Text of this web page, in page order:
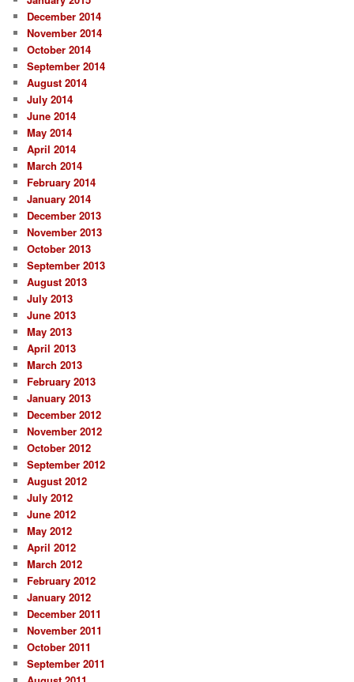
December 2014
November 2014
October 2014
September 2014
August 2014
July 2014
June 2014
May 2014
April 2014
March 2014
February 2014
January 2014
December 2013
November 2013
October 2013
September 2013
August 2013
July 2013
June 2013
May 2013
April 2013
March 2013
February 2013
January 2013
December 2012
November 2012
October 2012
September 2012
August 2012
July 2012
June 2012
May 2012
April 2012
March 2012
February 2012
January 2012
December 2011
November 2011
October 2011
September 2011